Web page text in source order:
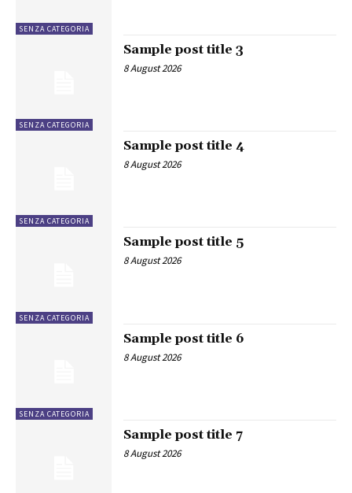
SENZA CATEGORIA
SENZA CATEGORIA
Sample post title 3
8 August 2026
SENZA CATEGORIA
Sample post title 4
8 August 2026
SENZA CATEGORIA
Sample post title 5
8 August 2026
SENZA CATEGORIA
Sample post title 6
8 August 2026
Sample post title 7
8 August 2026